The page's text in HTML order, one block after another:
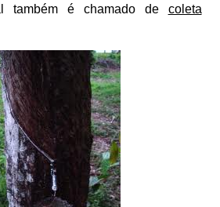
também é chamado de coleta